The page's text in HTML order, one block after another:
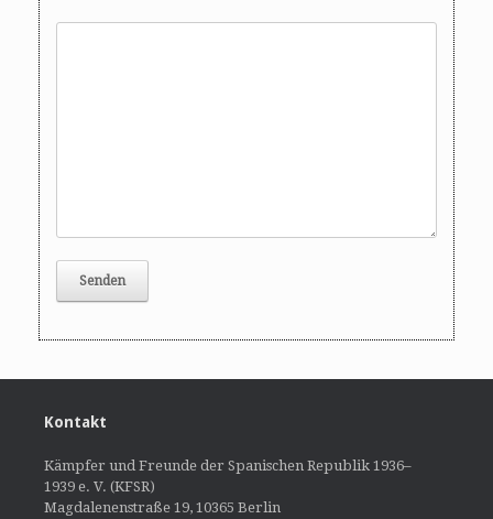
Kontakt
Kämpfer und Freunde der Spanischen Republik 1936–
1939 e. V. (KFSR)
Magdalenenstraße 19, 10365 Berlin